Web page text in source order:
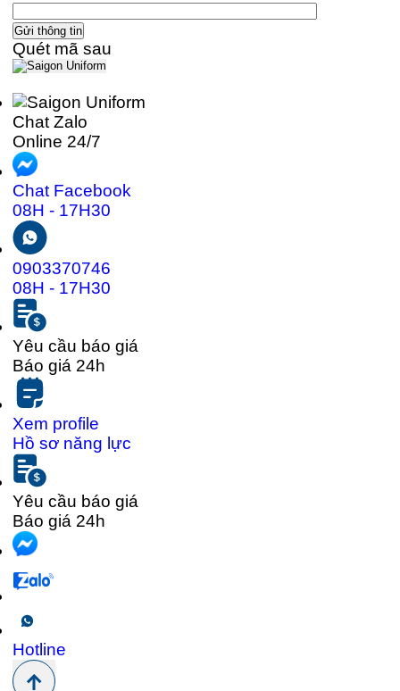
Quét mã sau
Chat Zalo
Online 24/7
Chat Facebook
08H - 17H30
0903370746
08H - 17H30
Yêu cầu báo giá
Báo giá 24h
Xem profile
Hồ sơ năng lực
Yêu cầu báo giá
Báo giá 24h
Hotline